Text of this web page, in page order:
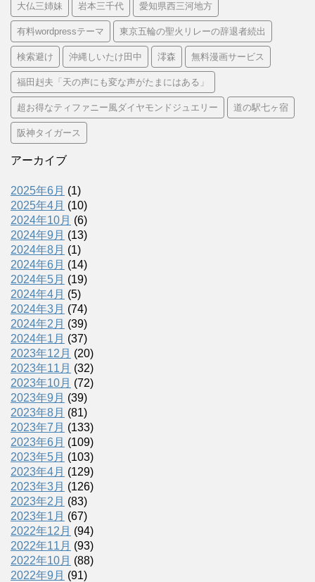
大仏三姉妹 岩本三千代 愛知県西三河地方
有料wordpressテーマ 東京五輪の聖火リレーの辞退者続出
検索避け 沖縄しいたけ田中 澪森 無料漫画サービス
福田赳夫「天の声にも変な声がたまにはある」
超お得なティファニー風ダイヤモンドジュエリー 道の駅七ヶ宿
阪神タイガース
アーカイブ
2025年6月 (1)
2025年4月 (10)
2024年10月 (6)
2024年9月 (13)
2024年8月 (1)
2024年6月 (14)
2024年5月 (19)
2024年4月 (5)
2024年3月 (74)
2024年2月 (39)
2024年1月 (37)
2023年12月 (20)
2023年11月 (32)
2023年10月 (72)
2023年9月 (39)
2023年8月 (81)
2023年7月 (133)
2023年6月 (109)
2023年5月 (103)
2023年4月 (129)
2023年3月 (126)
2023年2月 (83)
2023年1月 (67)
2022年12月 (94)
2022年11月 (93)
2022年10月 (88)
2022年9月 (91)